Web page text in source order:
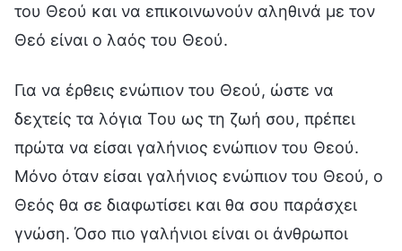
του Θεού και να επικοινωνούν αληθινά με τον
Θεό είναι ο λαός του Θεού.
Για να έρθεις ενώπιον του Θεού, ώστε να
δεχτείς τα λόγια Του ως τη ζωή σου, πρέπει
πρώτα να είσαι γαλήνιος ενώπιον του Θεού.
Μόνο όταν είσαι γαλήνιος ενώπιον του Θεού, ο
Θεός θα σε διαφωτίσει και θα σου παράσχει
γνώση. Όσο πιο γαλήνιοι είναι οι άνθρωποι